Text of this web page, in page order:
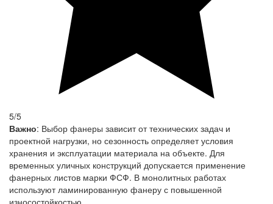
5/5
Важно: Выбор фанеры зависит от технических задач и
проектной нагрузки, но сезонность определяет условия
хранения и эксплуатации материала на объекте. Для
временных уличных конструкций допускается применение
фанерных листов марки ФСФ. В монолитных работах
используют ламинированную фанеру с повышенной